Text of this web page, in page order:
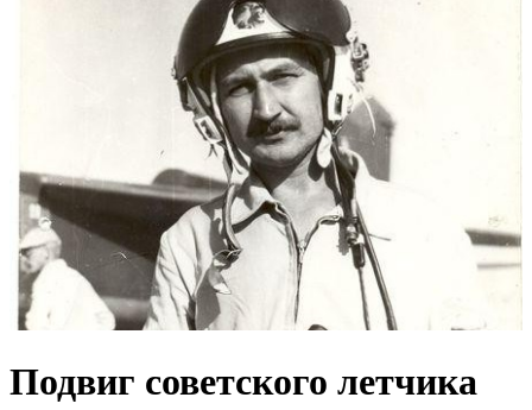
Подвиг советского летчика